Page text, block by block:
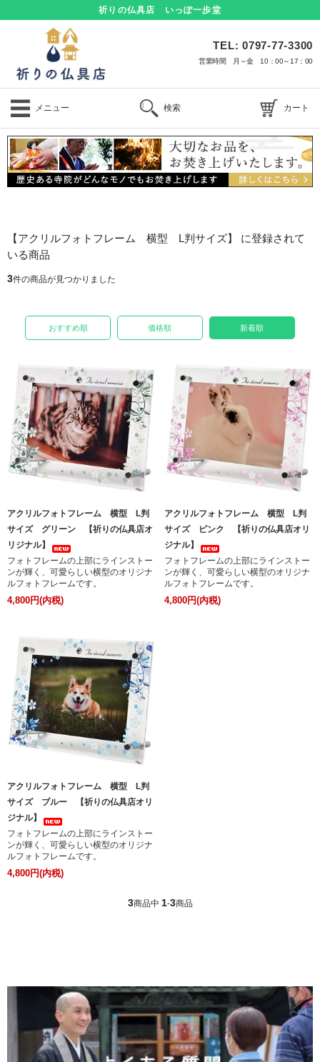
祈りの仏具店 いっぽ一歩堂
TEL: 0797-77-3300
営業時間 月～金 10：00～17：00
メニュー 検索 カート
【アクリルフォトフレーム 横型 L判サイズ】 に登録されて
いる商品
3件の商品が見つかりました
おすすめ順 価格順 新着順
アクリルフォトフレーム 横型 L判
サイズ グリーン 【祈りの仏具店オ
リジナル】
フォトフレームの上部にラインストー
ンが輝く、可愛らしい横型のオリジナ
ルフォトフレームです。
4,800円(内税)
アクリルフォトフレーム 横型 L判
サイズ ピンク 【祈りの仏具店オリ
ジナル】
フォトフレームの上部にラインストー
ンが輝く、可愛らしい横型のオリジナ
ルフォトフレームです。
4,800円(内税)
アクリルフォトフレーム 横型 L判
サイズ ブルー 【祈りの仏具店オリ
ジナル】
フォトフレームの上部にラインストー
ンが輝く、可愛らしい横型のオリジナ
ルフォトフレームです。
4,800円(内税)
3商品中 1-3商品